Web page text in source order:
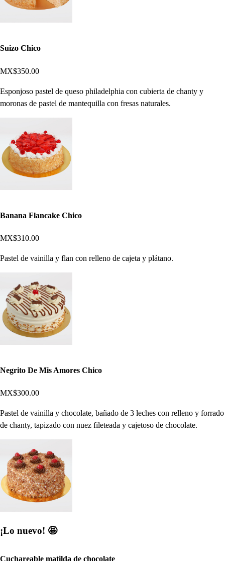
Suizo Chico
MX$350.00
Esponjoso pastel de queso philadelphia con cubierta de chanty y
moronas de pastel de mantequilla con fresas naturales.
Banana Flancake Chico
MX$310.00
Pastel de vainilla y flan con relleno de cajeta y plátano.
Negrito De Mis Amores Chico
MX$300.00
Pastel de vainilla y chocolate, bañado de 3 leches con relleno y forrado
de chanty, tapizado con nuez fileteada y cajetoso de chocolate.
¡Lo nuevo! 🤩
Cuchareable matilda de chocolate